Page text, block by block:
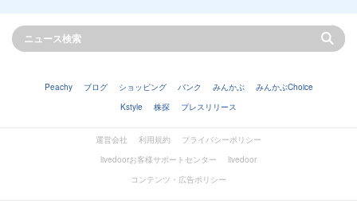
Peachy ブログ ショッピング バンク みんかぶ
みんかぶChoice
Kstyle
株探 プレスリリース
運営会社 利用規約
プライバシーポリシー
livedoorお客様サポートセンター
livedoor
コンテンツ・広告ポリシー